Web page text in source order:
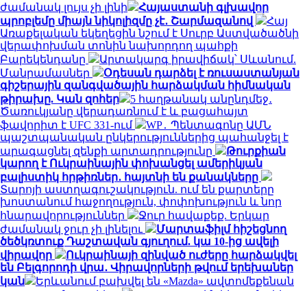
ժամանակ լույս չի լինի
Հայաստանի գլխավոր
պրոբլեմը միայն նիկոլիզմը չէ․ Շարմազանով
Հայ
Առաքելական եկեղեցին նշում է Սուրբ Աստվածածնի
վերափոխման տոնին նախորդող պահքի
Բարեկենդանը
Արտակարգ իրավիճակ՝ Սևանում.
Մանրամասներ
Օդեսան դարձել է ռուսաստանյան
գիշերային զանգվածային հարձակման հիմնական
թիրախը. Կան զոհեր
5 հաղթանակ անընդմեջ․
Ծառուկյանը վերադառնում է և բացահայտ
ֆավորիտ է UFC 331-ում
WP․ Պենտագոնը ԱՄՆ
պաշտպանական ընկերություններից պահանջել է
արագացնել զենքի արտադրությունը
Թուրքիան
կարող է Ուկրաինային փոխանցել ամերիկյան
բալիստիկ հրթիռներ․ հայտնի են քանակները
Տարոյի աստղագուշակություն. ում են քարտերը
խոստանում հաջողություն, փոփոխություն և նոր
հնարավորություններ
Ջուր հավաքեք. Երկար
ժամանակ ջուր չի լինելու
Մարտաֆիլմ հիշեցնող
ծեծկռտուք Դաշտավան գյուղում. կա 10-ից ավելի
վիրավոր
Ուկրաինայի զինված ուժերը հարձակվել
են Բելգորոդի վրա․ Վիրավորների թվում երեխաներ
կան
Երևանում բախվել են «Mazda» ավտոմեքենան